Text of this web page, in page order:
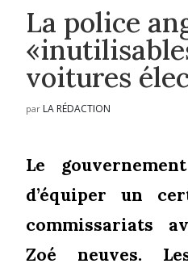
La police
voitures
par LA RÉDACTION
Le
d’équiper un
commissariats
Zoé neuves.